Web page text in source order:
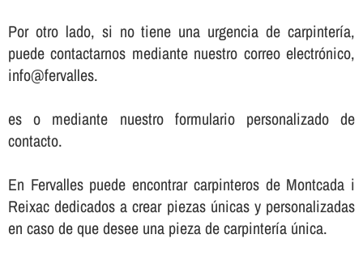
Por otro lado, si no tiene una urgencia de carpinterí­a,
puede contactarnos mediante nuestro correo electrónico,
info@fervalles.
es o mediante nuestro formulario personalizado de
contacto.
En Fervalles puede encontrar carpinteros de Montcada i
Reixac dedicados a crear piezas únicas y personalizadas
en caso de que desee una pieza de carpinterí­a única.